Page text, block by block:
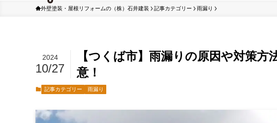
外壁塗装・屋根リフォームの（株）石井建装 記事カテゴリー 雨漏り
【つくば市】雨漏りの原因や対策
意！
2024
10/27
記事カテゴリー 雨漏り